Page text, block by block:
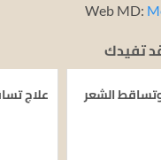
Web MD:
تفيدك
الشعر علاج